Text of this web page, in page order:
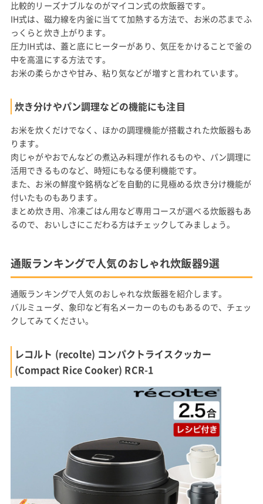
比較的リーズナブルなのがマイコン式の炊飯器です。
IH式は、磁力線を内釜に当てて加熱する方法で、お米の芯までふ
っくらと炊き上がります。
圧力IH式は、蓋と底にヒーターがあり、気圧をかけることで釜の
中を高温にする方法です。
お米の柔らかさや甘み、粘り気などが増すと言われています。
炊き分けやパン調理などの機能にも注目
お米を炊くだけでなく、ほかの調理機能が搭載された炊飯器もあ
ります。
肉じゃがやおでんなどの煮込み料理が作れるものや、パン調理に
活用できるものなど、時短にもなる便利機能です。
また、お米の鮮度や銘柄などを自動的に見極める炊き分け機能が
付いたものもあります。
まとめ炊き用、冷凍ごはん用など専用コースが選べる炊飯器もあ
るので、おいしさにこだわる方はチェックしてみましょう。
通販ランキングで人気のおしゃれ炊飯器9選
通販ランキングで人気のおしゃれな炊飯器を紹介します。
バルミューダ、象印など有名メーカーのものもあるので、チェッ
クしてみてください。
レコルト (recolte) コンパクトライスクッカー
(Compact Rice Cooker) RCR-1